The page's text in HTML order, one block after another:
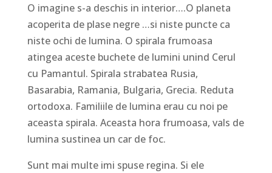
O imagine s-a deschis in interior….O planeta
acoperita de plase negre …si niste puncte ca
niste ochi de lumina. O spirala frumoasa
atingea aceste buchete de lumini unind Cerul
cu Pamantul. Spirala strabatea Rusia,
Basarabia, Ramania, Bulgaria, Grecia. Reduta
ortodoxa. Familiile de lumina erau cu noi pe
aceasta spirala. Aceasta hora frumoasa, vals de
lumina sustinea un car de foc.
Sunt mai multe imi spuse regina. Si ele